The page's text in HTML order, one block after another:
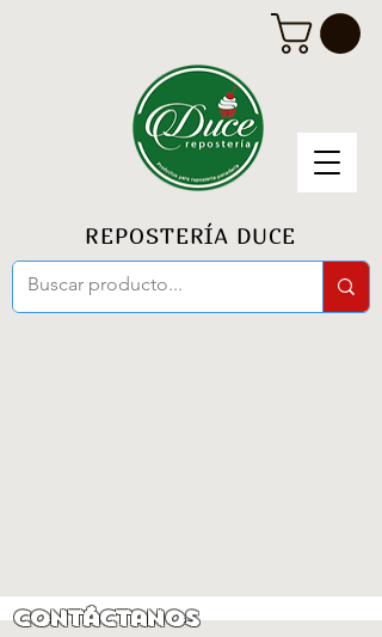
REPOSTERÍA DUCE
Contáctanos